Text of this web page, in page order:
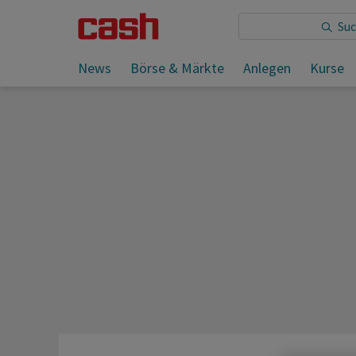
News Börse & Märkte Anlegen Kurse
Sie lesen: